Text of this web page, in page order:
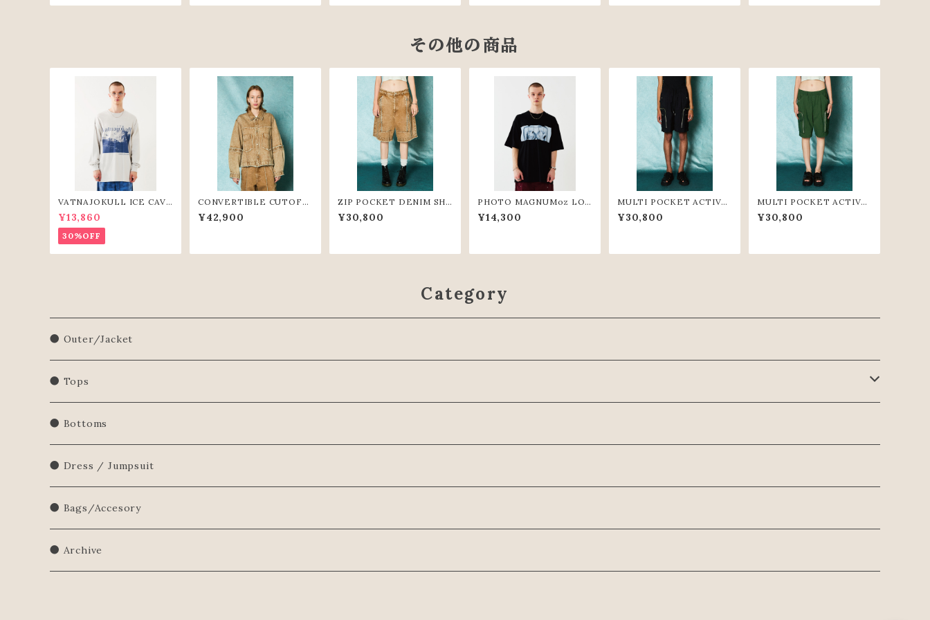
その他の商品
VATNAJOKULL ICE CAVE
L/S TEE(L.GRY)
¥13,860
30%OFF
CONVERTIBLE CUTOFF
DENIM JACKET（BGE）
¥42,900
ZIP POCKET DENIM SH
ORT PANTS(BGE)
¥30,800
PHOTO MAGNUMoz LO
OSE TEE(BLK)
¥14,300
MULTI POCKET ACTIVE
SHORT PANTS(BLK)
¥30,800
MULTI POCKET ACTIVE
SHORT PANTS(GRN)
¥30,800
Category
● Outer/Jacket
● Tops
Shirts/Blouse
Sweatershirt
Sweater
● Bottoms
● Dress / Jumpsuit
● Bags/Accesory
● Archive